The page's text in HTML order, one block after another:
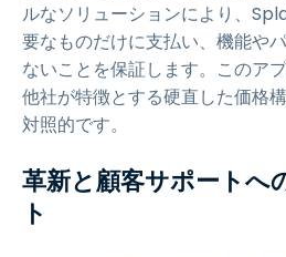
ルなソリューションにより、
要なものだけに支払い、機能や
ないことを保証します。このア
他社が特徴とする硬直した価格
対照的です。
革新と顧客サポートへ
ト